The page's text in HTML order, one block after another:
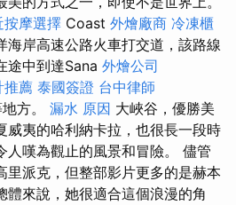
按摩選擇 Coast 外燴廠商 冷凍櫃
岸高速公路火車打交道，該路線
途中到達Sana 外燴公司
推薦 泰國簽證 台中律師
方。 漏水 原因 大峽谷，優勝美
威夷的哈利納卡拉，也很長一段時
人嘆為觀止的風景和冒險。 儘管
里派克，但整部影片更多的是赫本
體來說，她很適合這個浪漫的角